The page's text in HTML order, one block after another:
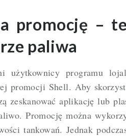
promocję –
paliwa
użytkownicy programu
promocji Shell. Aby
zeskanować aplikację lub
Promocję można
tankowań. Jednak